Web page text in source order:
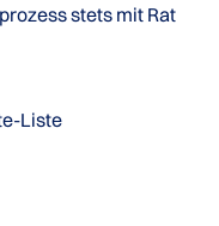
stets mit Rat
Liste